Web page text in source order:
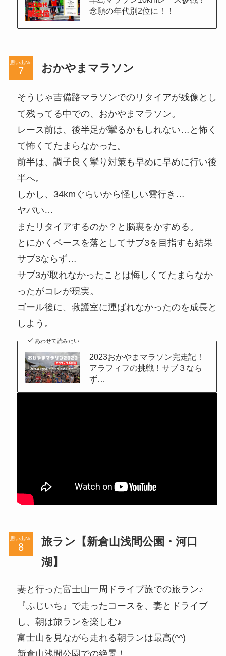
念願の年代別2位に！！
思い出No おかやまマラソン
そうじゃ吉備路マラソンでのリタイアが残像とし
て残ってる中での、おかやまマラソン。
レース前は、後半足が攣るかもしれない…と怖く
て怖くてたまらなかった。
前半は、調子良く攣り対策も早めに早めに行い後
半へ。
しかし、34kmぐらいから怪しい雲行き…
ヤバい…
またリタイアするのか？と脳裏をかすめる。
とにかくペースを落としてサブ3を目指すも結果
サブ3ならず…
サブ3が取れなかったことは悔しくてたまらなか
ったがコレが現実。
ゴール後に、救護室に運ばれなかったのを成長と
しよう。
あわせて読みたい
2023おかやまマラソン完走記！
アラフィフの挑戦！サブ３なら
ず…
思い出No
旅ラン【新倉山浅間公園・河口
湖】
妻と行った富士山一周ドライブ旅での旅ラン♪
『ふじいち』で走ったコースを、妻とドライブ
し、朝は旅ランを楽しむ♪
富士山を見ながら走れる朝ランは最高(^^)